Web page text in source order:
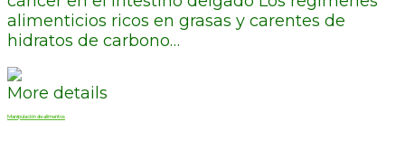
alimenticios ricos en grasas y carentes de
hidratos de carbono…
More details
Manipulación de alimentos